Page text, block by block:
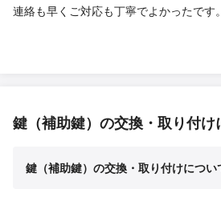
連絡も早くご対応も丁寧でよかったです。
鍵（補助鍵）の交換・取り付け
鍵（補助鍵）の交換・取り付けについ